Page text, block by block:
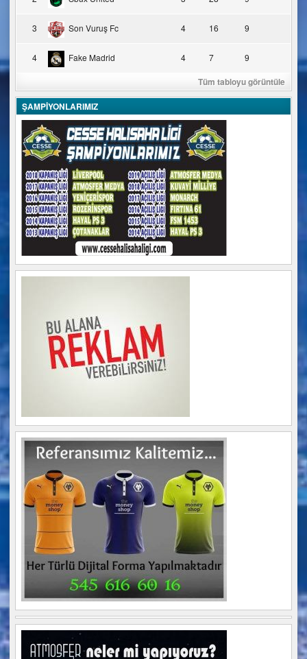
3 Son Vuruş Fc 4 16 9
4 Fake Madrid 4 7 9
Tüm tabloyu görüntüle
ŞAMPİYONLARIMIZ